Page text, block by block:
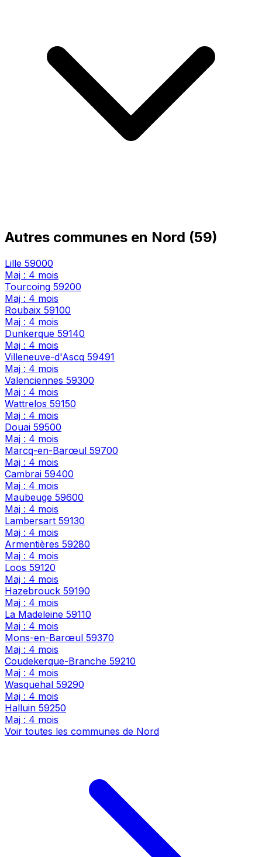
Autres communes en Nord (59)
Lille 59000
Maj : 4 mois
Tourcoing 59200
Maj : 4 mois
Roubaix 59100
Maj : 4 mois
Dunkerque 59140
Maj : 4 mois
Villeneuve-d'Ascq 59491
Maj : 4 mois
Valenciennes 59300
Maj : 4 mois
Wattrelos 59150
Maj : 4 mois
Douai 59500
Maj : 4 mois
Marcq-en-Barœul 59700
Maj : 4 mois
Cambrai 59400
Maj : 4 mois
Maubeuge 59600
Maj : 4 mois
Lambersart 59130
Maj : 4 mois
Armentières 59280
Maj : 4 mois
Loos 59120
Maj : 4 mois
Hazebrouck 59190
Maj : 4 mois
La Madeleine 59110
Maj : 4 mois
Mons-en-Barœul 59370
Maj : 4 mois
Coudekerque-Branche 59210
Maj : 4 mois
Wasquehal 59290
Maj : 4 mois
Halluin 59250
Maj : 4 mois
Voir toutes les communes de Nord